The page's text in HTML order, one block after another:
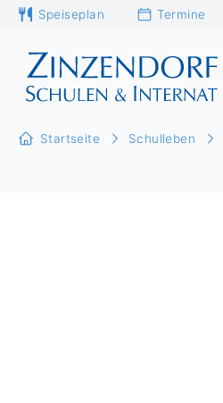
Speiseplan Termine
Startseite Schulleben